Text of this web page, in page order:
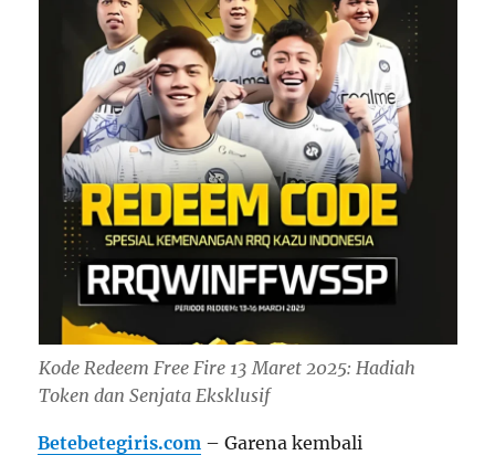
Kode Redeem Free Fire 13 Maret 2025: Hadiah
Token dan Senjata Eksklusif
Betebetegiris.com – Garena kembali